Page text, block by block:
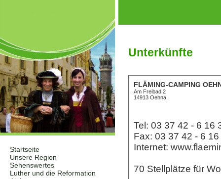
Startseite
Unsere Region
Sehenswertes
Luther und die Reformation
Unterkünfte
FLÄMING-CAMPING
Am Freibad 2
14913 Oehna
Tel: 03 37 42 - 6 16
Fax: 03 37 42 - 6
Internet:
70 Stellplätze für